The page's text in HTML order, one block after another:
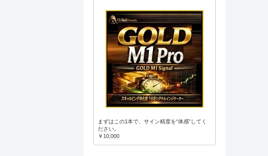
まずはこの1本で、サイン精度を“体感”してく
ださい。
￥10,000